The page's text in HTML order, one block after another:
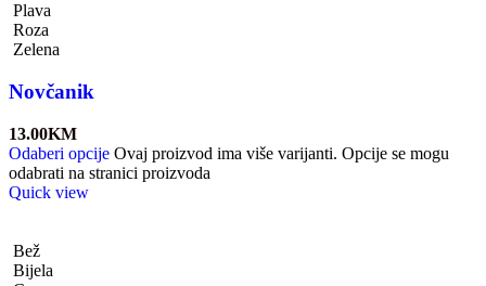
Plava
Roza
Zelena
Novčanik
13.00KM
Odaberi opcije Ovaj proizvod ima više varijanti. Opcije se mogu
odabrati na stranici proizvoda
Quick view
Bež
Bijela